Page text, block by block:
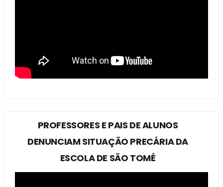
PROFESSORES E PAIS DE ALUNOS
DENUNCIAM SITUAÇÃO PRECÁRIA DA
ESCOLA DE SÃO TOMÉ